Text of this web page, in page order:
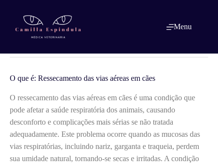
conteúdo
Menu
O que é: Ressecamento das vias aéreas
em cães
O que é: Ressecamento das vias aéreas em cães
O ressecamento das vias aéreas em cães é uma condição que
pode afetar a saúde respiratória dos animais, causando
desconforto e complicações mais sérias se não tratada
adequadamente. Este problema ocorre quando as mucosas das
vias respiratórias, incluindo nariz, garganta e traqueia, perdem
sua umidade natural, tornando-se secas e irritadas. A condição